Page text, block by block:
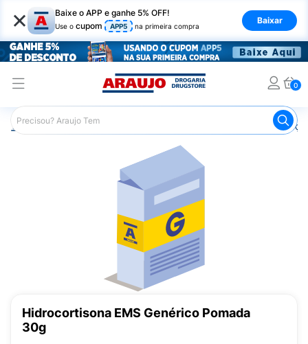
× Baixe o APP e ganhe 5% OFF!
Use o cupom APP5 na primeira compra
Baixar
0
Araujo Medicamentos Remédios para Alergias e
Hidrocortisona EMS Genérico Pomada
30g